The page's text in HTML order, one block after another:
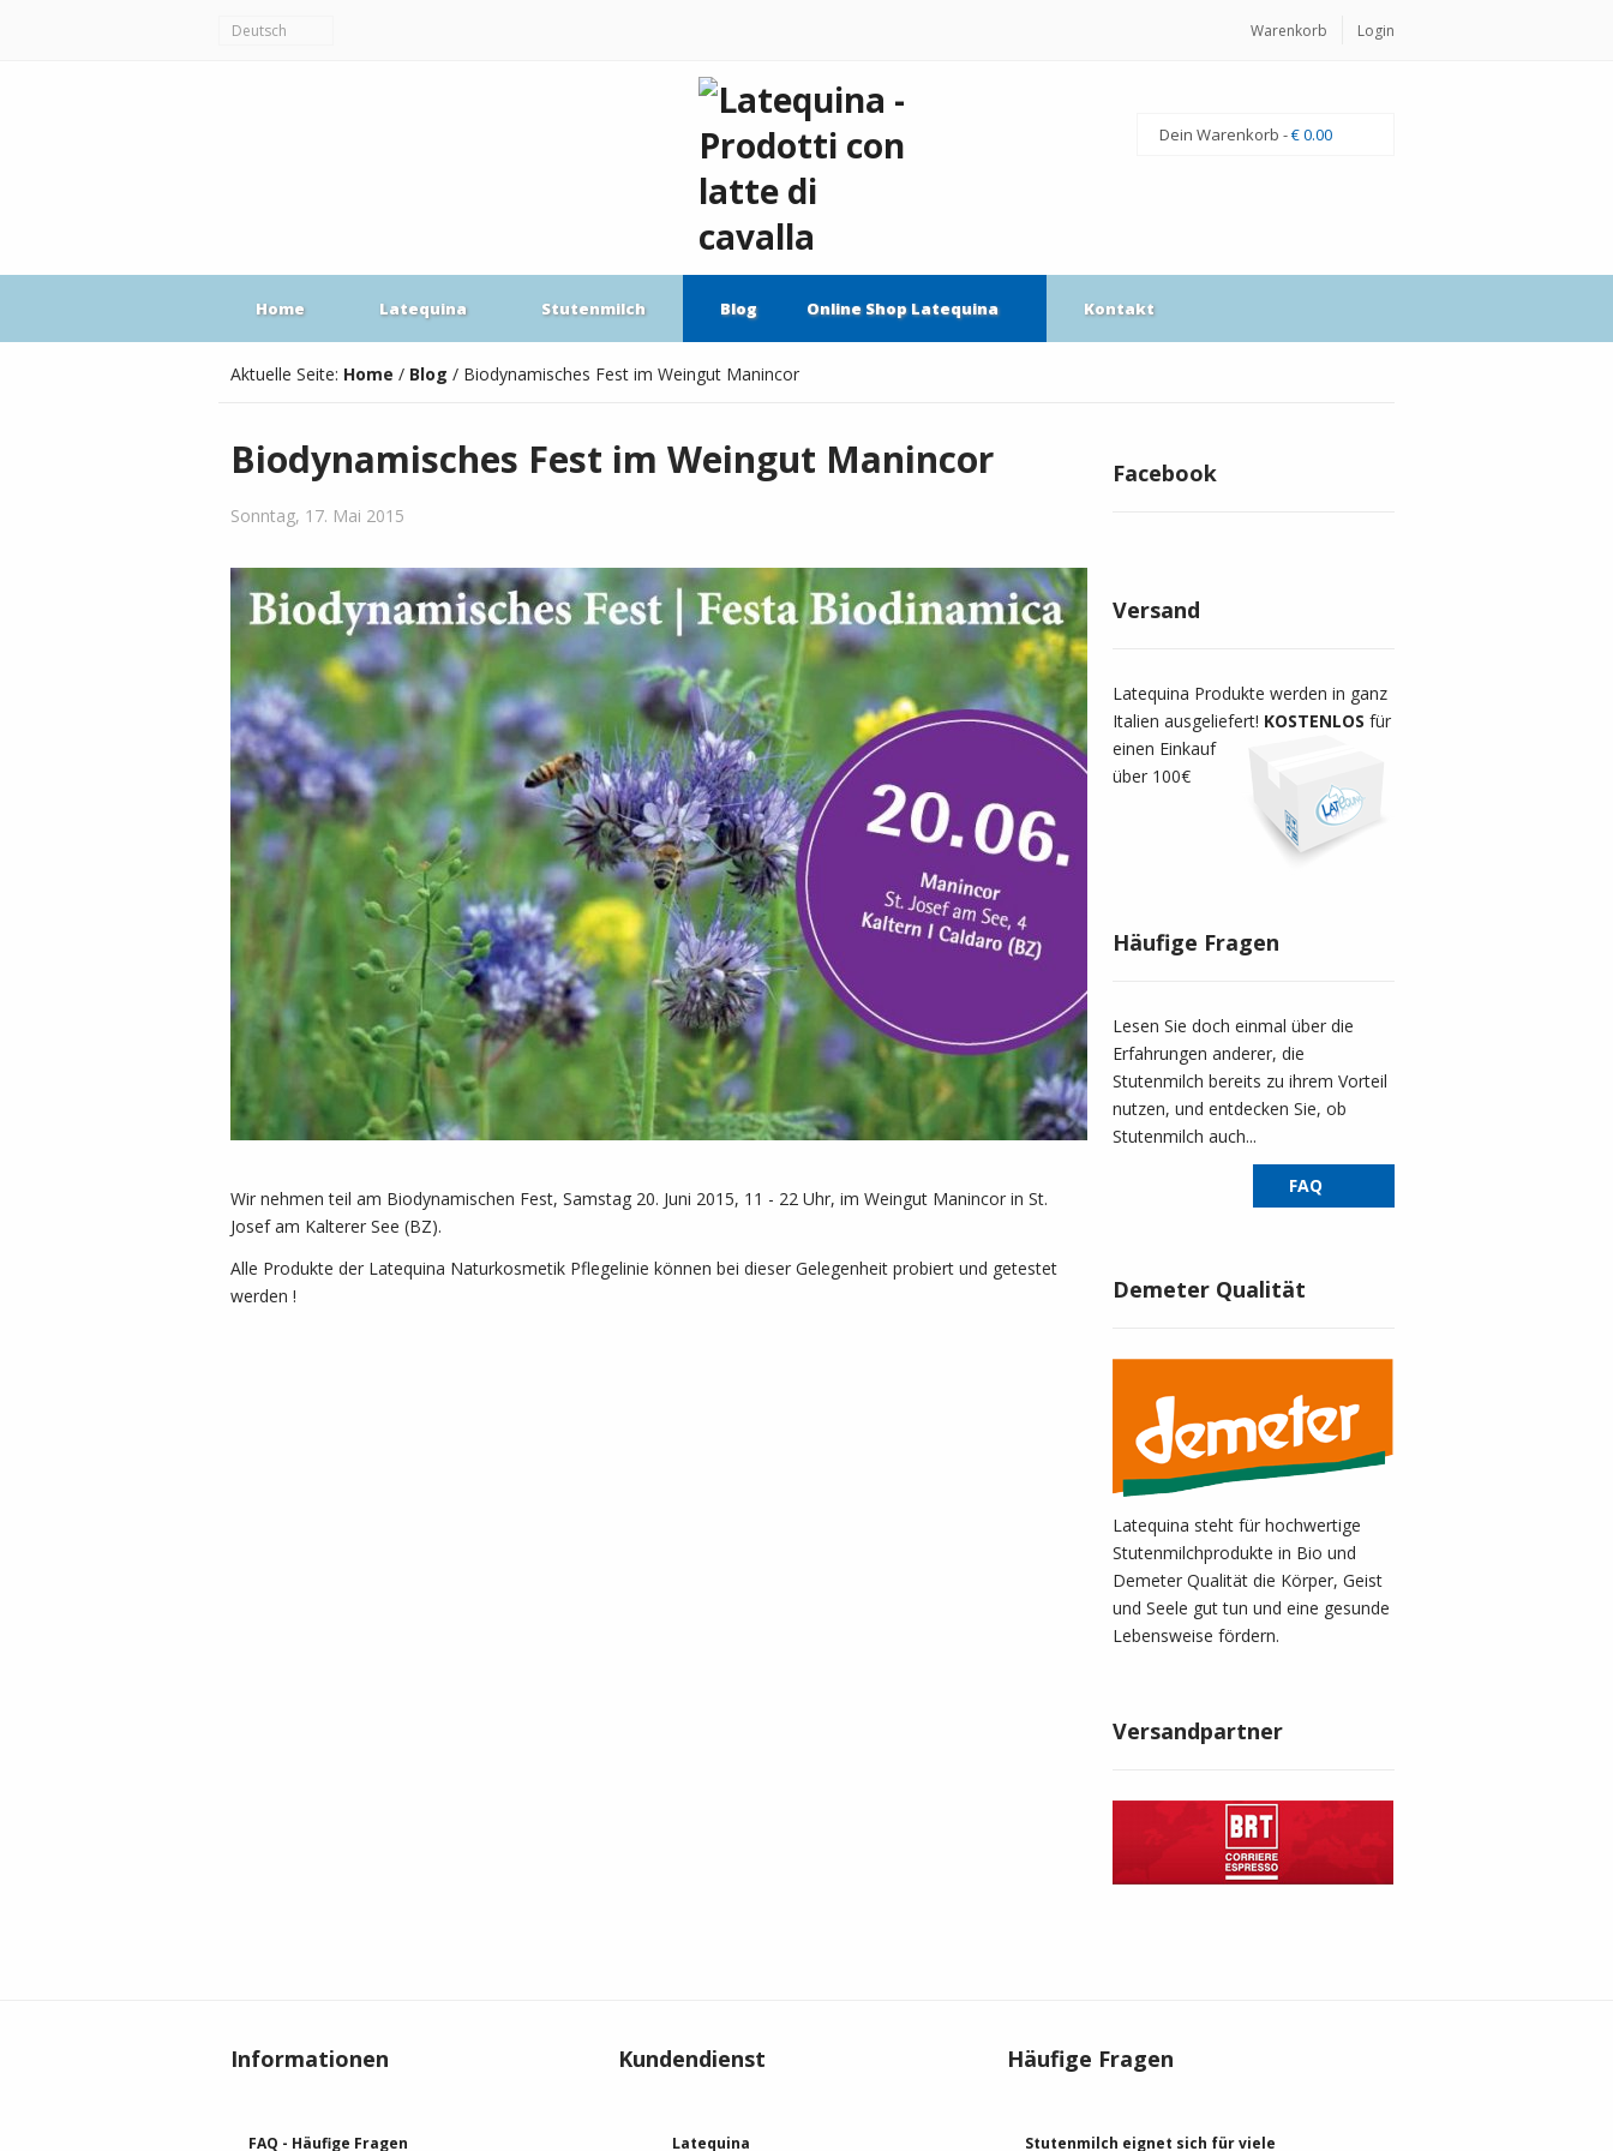
Deutsch Warenkorb Login
Dein Warenkorb -€ 0.00
Home Latequina Stutenmilch Blog Online Shop Latequina Kontakt
Aktuelle Seite: Home / Blog / Biodynamisches Fest im Weingut Manincor
Biodynamisches Fest im Weingut Manincor
Sonntag, 17. Mai 2015
Wir nehmen teil am Biodynamischen Fest, Samstag 20. Juni 2015, 11 - 22 Uhr, im Weingut Manincor in St.
Josef am Kalterer See (BZ).
Alle Produkte der Latequina Naturkosmetik Pflegelinie können bei dieser Gelegenheit probiert und getestet
werden !
Facebook
Versand
Latequina Produkte werden in ganz
Italien ausgeliefert! KOSTENLOS für
einen Einkauf
über 100€
Häufige Fragen
Lesen Sie doch einmal über die
Erfahrungen anderer, die
Stutenmilch bereits zu ihrem Vorteil
nutzen, und entdecken Sie, ob
Stutenmilch auch...
FAQ
Demeter Qualität
Latequina steht für hochwertige
Stutenmilchprodukte in Bio und
Demeter Qualität die Körper, Geist
und Seele gut tun und eine gesunde
Lebensweise fördern.
Versandpartner
Informationen
FAQ - Häufige Fragen
Kundendienst
Latequina
Häufige Fragen
Stutenmilch eignet sich für viele